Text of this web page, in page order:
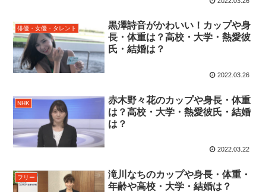
俳優・女優・タレント
黒澤詩音がかわいい！カップや身
長・体重は？高校・大学・熱愛彼
氏・結婚は？
2022.03.26
NHK
赤木野々花のカップや身長・体重
は？高校・大学・熱愛彼氏・結婚
は？
2022.03.22
フリー
滝川なちのカップや身長・体重・
年齢や高校・大学・結婚は？